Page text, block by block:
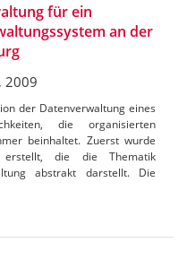
für ein
an der
2009
der Datenverwaltung eines
die organisierten
beinhaltet. Zuerst wurde
die die Thematik
abstrakt darstellt. Die